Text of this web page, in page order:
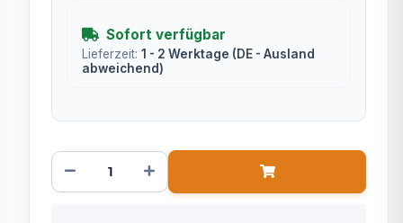
Sofort verfügbar
Lieferzeit: 1 - 2 Werktage (DE - Ausland
abweichend)